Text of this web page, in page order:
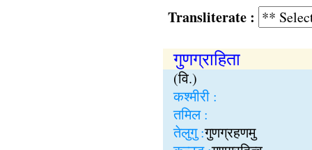
Transliterate :
गुणग्राहिता
(वि.)
कश्मीरी :
तमिल :
तेलुगु :गुणग्रहणमु